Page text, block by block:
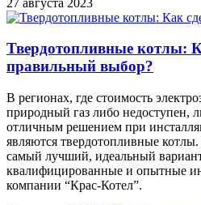
Твердотопливные котлы:
правильный выбор?
В регионах, где стоимость
природный газ либо недоступен,
отличным решением при
являются твердотопливные
самый лучший, идеальный
квалифицированные и опытные
компании “Крас-Котел”.